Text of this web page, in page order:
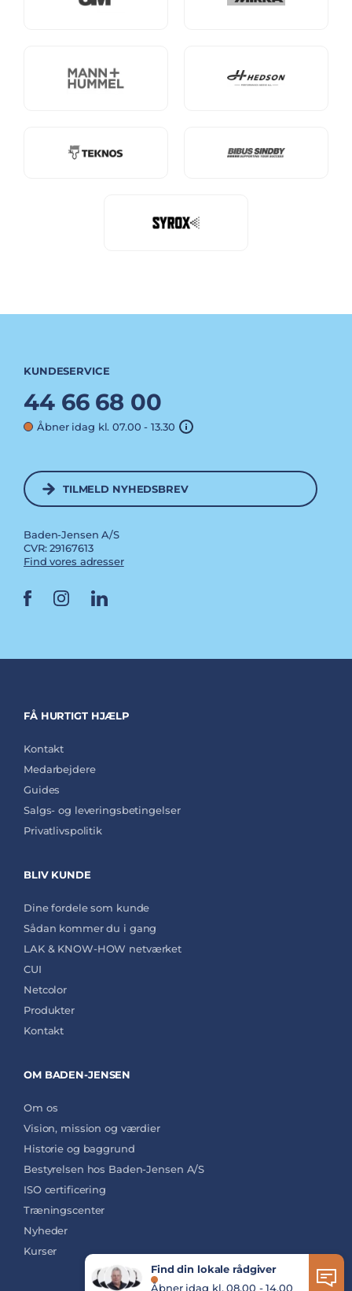
KUNDESERVICE
44 66 68 00
Åbner idag kl. 07.00 - 13.30
TILMELD NYHEDSBREV
Baden-Jensen A/S
CVR: 29167613
Find vores adresser
FÅ HURTIGT HJÆLP
Kontakt
Medarbejdere
Guides
Salgs- og leveringsbetingelser
Privatlivspolitik
BLIV KUNDE
Dine fordele som kunde
Sådan kommer du i gang
LAK & KNOW-HOW netværket
CUI
Netcolor
Produkter
Kontakt
OM BADEN-JENSEN
Om os
Vision, mission og værdier
Historie og baggrund
Bestyrelsen hos Baden-Jensen A/S
ISO certificering
Træningscenter
Nyheder
Kurser
Find din lokale rådgiver
Åbner idag kl. 08.00 - 14.00